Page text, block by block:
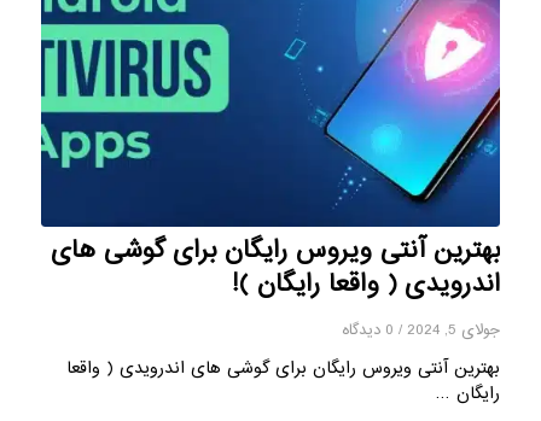
بهترین آنتی ویروس رایگان برای گوشی های
اندرویدی ( واقعا رایگان )!
جولای 5, 2024 / 0 دیدگاه
بهترین آنتی ویروس رایگان برای گوشی های اندرویدی ( واقعا
رایگان …